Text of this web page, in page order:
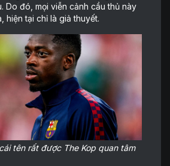
Do đó, mọi viễn cảnh cầu thủ này
hiện tại chỉ là giả thuyết.
tên rất được The Kop quan tâm